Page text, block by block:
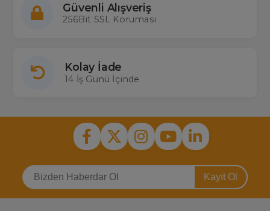
Güvenli Alışveriş
256Bit SSL Koruması
Kolay İade
14 İş Günü İçinde
Kayıt Ol